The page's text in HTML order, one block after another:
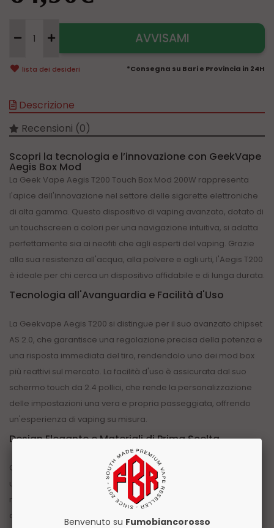
AVVISAMI
lista dei desideri *Consegna su Bari e Provincia in 24H
Descrizione
Recensioni (0)
Scopri la tecnologia e l’innovazione con GeekVape
Aegis Box Mod
La Geek Vape Aegis T200 Touch Box Mod 200W rappresenta
l'apice dell'innovazione nel settore delle sigarette elettroniche
di alta gamma. Questo dispositivo di vaping avanzato, dotato di
un touchscreen a colori per una navigazione intuitiva, si adatta
perfettamente sia ai neofiti che agli esperti del vaping. Grazie
alla sua resistenza all'acqua, alla polvere e agli urti, l'Aegis T200
è ideale per chi cerca un dispositivo affidabile e di lunga durata.
Tecnologia all'Avanguardia e Facilità d'Uso
La Geekvape Aegis T200 si distingue per il suo avanzato chipset
AS 2.0, che garantisce una regolazione precisa della potenza e
una risposta immediata del tiro, rendendolo uno dei mod box
più reattivi sul mercato. La facilità d'uso è assicurata dal suo
schermo touch da 2.4 pollici, che rende la personalizzazione
delle impostazioni una vera e propria passeggiata, offrendo
un'esperienza di vaping su misura.
Design Elegante e Materiali di Prima Scelta
Oltre alle sue prestazioni tecniche di spicco, l'Aegis T200 vanta
un design elegante e robusto, con materiali di prima scelta che
ne garantiscono la durata nel tempo. La sua estetica raffinata si
combina alla perfezione con l'alta funzionalità, rendendolo un
Benvenuto su Fumobiancorosso